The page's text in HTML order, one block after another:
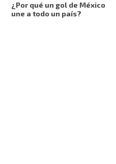
¿Por qué un gol de México
une a todo un país?